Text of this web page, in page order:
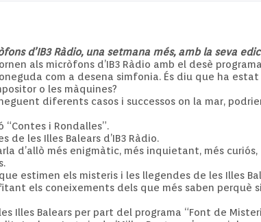
d’IB3 Ràdio, una setmana més, amb la seva
als micròfons d’IB3 Ràdio amb el desè
com a desena simfonia. És diu que ha
o les màquines?
diferents casos i successos on la mar,
i Rondalles”.
de les Illes Balears d’IB3 Ràdio.
d’allò més enigmàtic, més inquietant, més
estimen els misteris i les llegendes de les Illes
els coneixements dels que més saben perquè
Illes Balears per part del programa “Font de